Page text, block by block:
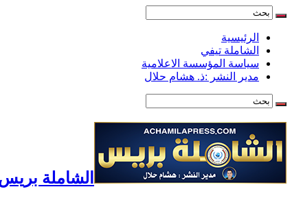
الرئيسية
الشاملة تيفي
سياسة المؤسسة الاعلامية
مدير النشر :ذ. هشام حلال
الشاملة